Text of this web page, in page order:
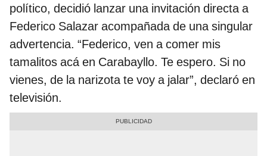
político, decidió lanzar una invitación directa a
Federico Salazar acompañada de una singular
advertencia. “Federico, ven a comer mis
tamalitos acá en Carabayllo. Te espero. Si no
vienes, de la narizota te voy a jalar”, declaró en
televisión.